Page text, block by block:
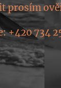
prosím
+420 734